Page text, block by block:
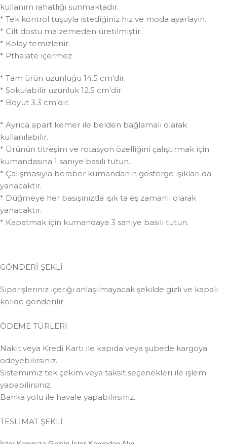
kullanım rahatlığı sunmaktadır.
* Tek kontrol tuşuyla istediğiniz hız ve moda ayarlayın.
* Cilt dostu malzemeden üretilmiştir.
* Kolay temizlenir.
* Pthalate içermez
* Tam ürün uzunluğu 14.5 cm’dir.
* Sokulabilir uzunluk 12.5 cm’dir
* Boyut 3.3 cm’dir.
* Ayrıca apart kemer ile belden bağlamalı olarak
kullanılabilir.
* Ürünün titreşim ve rotasyon özelliğini çalıştırmak için
kumandasına 1 saniye basılı tutun.
* Çalışmasıyla beraber kumandanın gösterge ışıkları da
yanacaktır.
* Düğmeye her basışınızda ışık ta eş zamanlı olarak
yanacaktır.
* Kapatmak için kumandaya 3 saniye basılı tutun.
GÖNDERİ ŞEKLİ
Siparişleriniz içeriği anlaşılmayacak şekilde gizli ve kapalı
kolide gönderilir.
ÖDEME TÜRLERİ
Nakit veya Kredi Kartı ile kapıda veya şubede kargoya
ödeyebilirsiniz.
Sistemimiz tek çekim veya taksit seçenekleri ile işlem
yapabilirsiniz.
Banka yolu ile havale yapabilirsiniz.
TESLİMAT ŞEKLİ